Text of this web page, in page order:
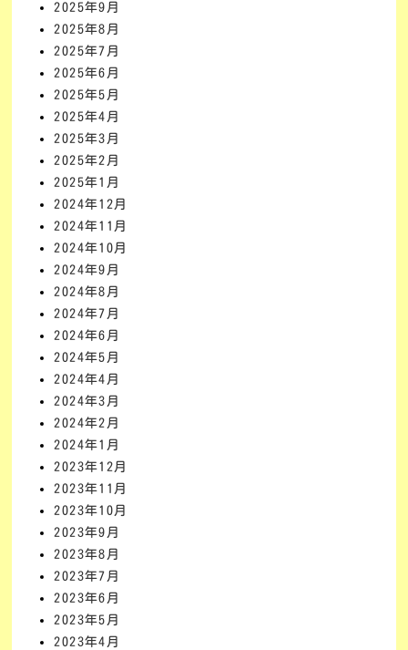
2025年9月
2025年8月
2025年7月
2025年6月
2025年5月
2025年4月
2025年3月
2025年2月
2025年1月
2024年12月
2024年11月
2024年10月
2024年9月
2024年8月
2024年7月
2024年6月
2024年5月
2024年4月
2024年3月
2024年2月
2024年1月
2023年12月
2023年11月
2023年10月
2023年9月
2023年8月
2023年7月
2023年6月
2023年5月
2023年4月